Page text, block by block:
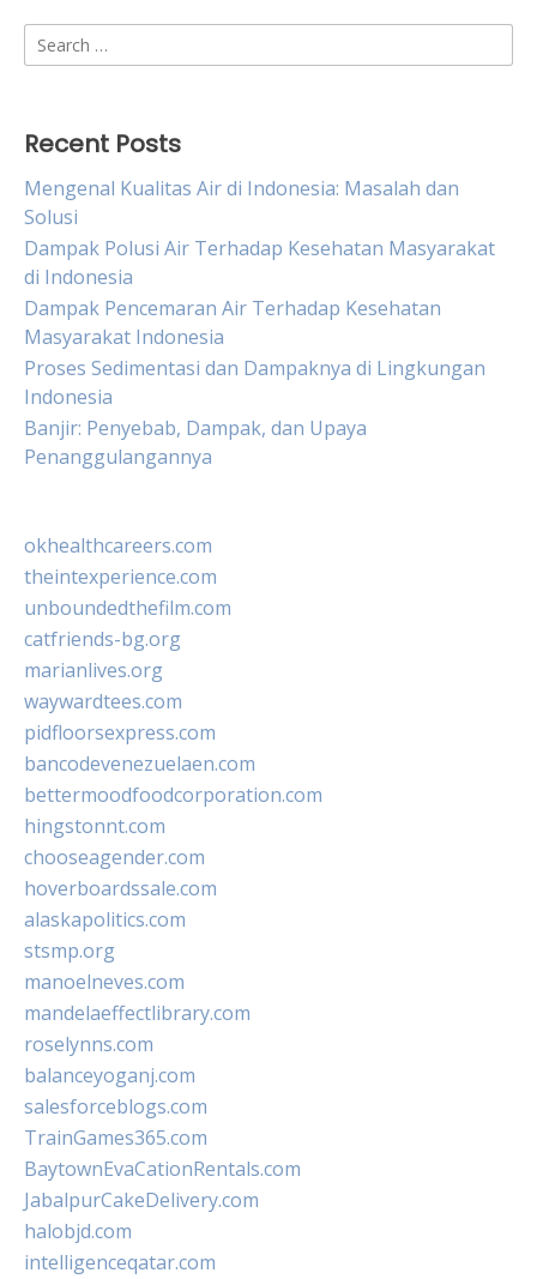
Search
for:
Recent Posts
Mengenal Kualitas Air di Indonesia: Masalah dan
Solusi
Dampak Polusi Air Terhadap Kesehatan Masyarakat
di Indonesia
Dampak Pencemaran Air Terhadap Kesehatan
Masyarakat Indonesia
Proses Sedimentasi dan Dampaknya di Lingkungan
Indonesia
Banjir: Penyebab, Dampak, dan Upaya
Penanggulangannya
okhealthcareers.com
theintexperience.com
unboundedthefilm.com
catfriends-bg.org
marianlives.org
waywardtees.com
pidfloorsexpress.com
bancodevenezuelaen.com
bettermoodfoodcorporation.com
hingstonnt.com
chooseagender.com
hoverboardssale.com
alaskapolitics.com
stsmp.org
manoelneves.com
mandelaeffectlibrary.com
roselynns.com
balanceyoganj.com
salesforceblogs.com
TrainGames365.com
BaytownEvaCationRentals.com
JabalpurCakeDelivery.com
halobjd.com
intelligenceqatar.com